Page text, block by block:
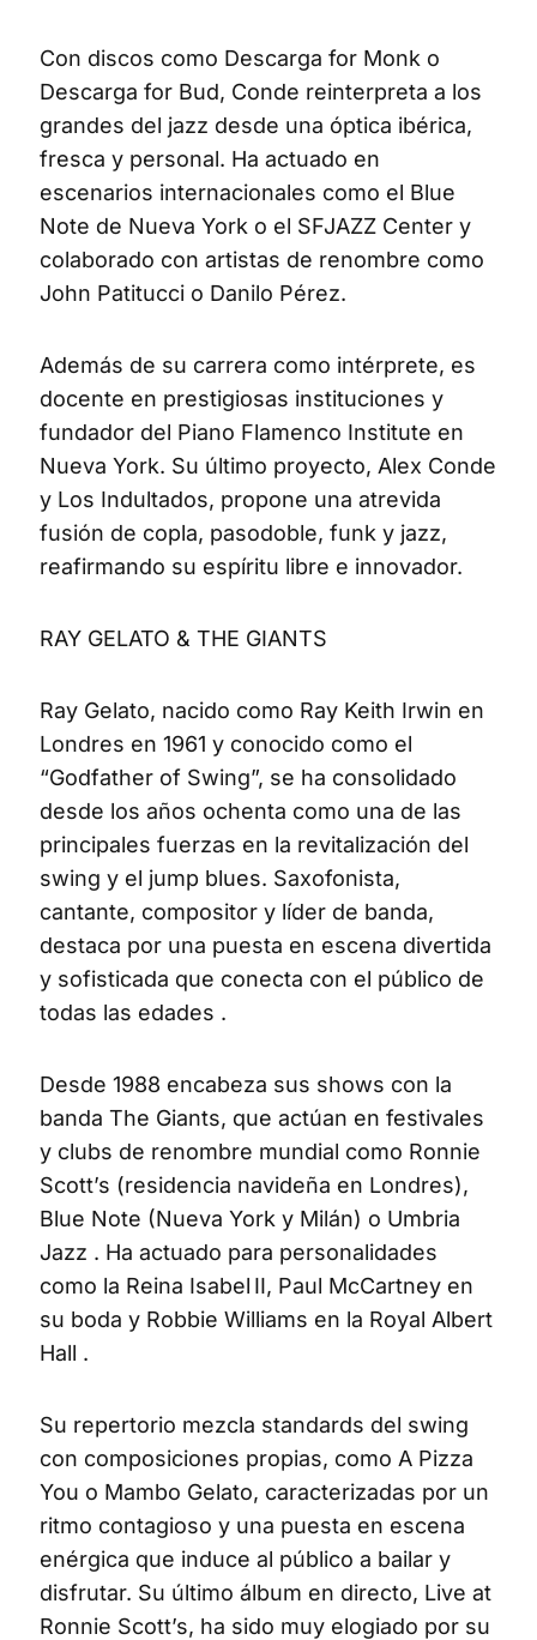
Con discos como Descarga for Monk o
Descarga for Bud, Conde reinterpreta a los
grandes del jazz desde una óptica ibérica,
fresca y personal. Ha actuado en
escenarios internacionales como el Blue
Note de Nueva York o el SFJAZZ Center y
colaborado con artistas de renombre como
John Patitucci o Danilo Pérez.
Además de su carrera como intérprete, es
docente en prestigiosas instituciones y
fundador del Piano Flamenco Institute en
Nueva York. Su último proyecto, Alex Conde
y Los Indultados, propone una atrevida
fusión de copla, pasodoble, funk y jazz,
reafirmando su espíritu libre e innovador.
RAY GELATO & THE GIANTS
Ray Gelato, nacido como Ray Keith Irwin en
Londres en 1961 y conocido como el
“Godfather of Swing”, se ha consolidado
desde los años ochenta como una de las
principales fuerzas en la revitalización del
swing y el jump blues. Saxofonista,
cantante, compositor y líder de banda,
destaca por una puesta en escena divertida
y sofisticada que conecta con el público de
todas las edades .
Desde 1988 encabeza sus shows con la
banda The Giants, que actúan en festivales
y clubs de renombre mundial como Ronnie
Scott’s (residencia navideña en Londres),
Blue Note (Nueva York y Milán) o Umbria
Jazz . Ha actuado para personalidades
como la Reina Isabel II, Paul McCartney en
su boda y Robbie Williams en la Royal Albert
Hall .
Su repertorio mezcla standards del swing
con composiciones propias, como A Pizza
You o Mambo Gelato, caracterizadas por un
ritmo contagioso y una puesta en escena
enérgica que induce al público a bailar y
disfrutar. Su último álbum en directo, Live at
Ronnie Scott’s, ha sido muy elogiado por su